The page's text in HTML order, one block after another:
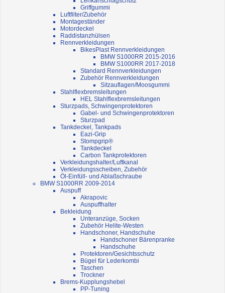
Griffgummi
Luftfilter/Zubehör
Montageständer
Motordeckel
Raddistanzhülsen
Rennverkleidungen
BikesPlast Rennverkleidungen
BMW S1000RR 2015-2016
BMW S1000RR 2017-2018
Standard Rennverkleidungen
Zubehör Rennverkleidungen
Sitzauflagen/Moosgummi
Stahlflexbremsleitungen
HEL Stahlflexbremsleitungen
Sturzpads, Schwingenprotektoren
Gabel- und Schwingenprotektoren
Sturzpad
Tankdeckel, Tankpads
Eazi-Grip
Stompgrip®
Tankdeckel
Carbon Tankprotektoren
Verkleidungshalter/Luftkanal
Verkleidungsscheiben, Zubehör
Öl-Einfüll- und Ablaßschraube
BMW S1000RR 2009-2014
Auspuff
Akrapovic
Auspuffhalter
Bekleidung
Unteranzüge, Socken
Zubehör Helite-Westen
Handschoner, Handschuhe
Handschoner Bärenpranke
Handschuhe
Protektoren/Gesichtsschutz
Bügel für Lederkombi
Taschen
Trockner
Brems-Kupplungshebel
PP-Tuning